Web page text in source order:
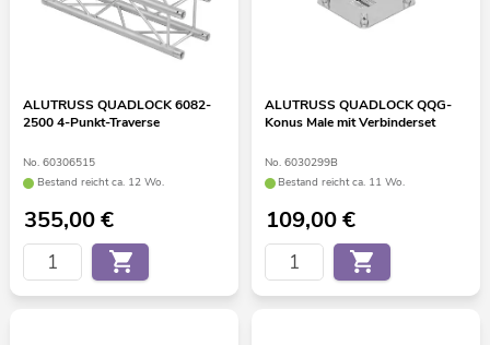
ALUTRUSS QUADLOCK 6082-
2500 4-Punkt-Traverse
No. 60306515
Bestand reicht ca. 12 Wo.
355,00€
ALUTRUSS QUADLOCK QQG-
Konus Male mit Verbinderset
No. 6030299B
Bestand reicht ca. 11 Wo.
109,00€